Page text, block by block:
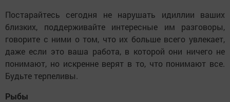
Постарайтесь сегодня не нарушать идиллии ваших
близких, поддерживайте интересные им разговоры,
говорите с ними о том, что их больше всего увлекает,
даже если это ваша работа, в которой они ничего не
понимают, но искренне верят в то, что понимают все.
Будьте терпеливы.
Рыбы